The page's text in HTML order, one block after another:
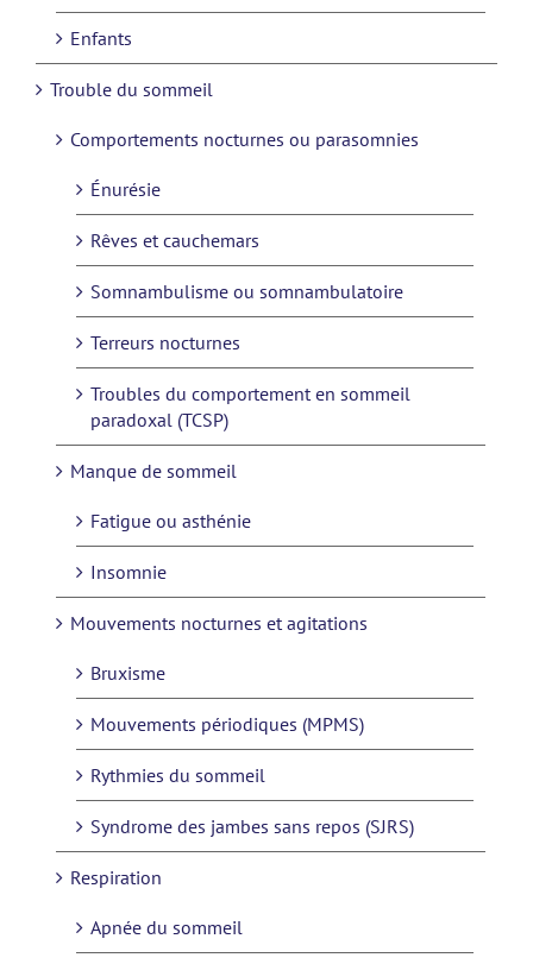
Enfants
Trouble du sommeil
Comportements nocturnes ou parasomnies
Énurésie
Rêves et cauchemars
Somnambulisme ou somnambulatoire
Terreurs nocturnes
Troubles du comportement en sommeil
paradoxal (TCSP)
Manque de sommeil
Fatigue ou asthénie
Insomnie
Mouvements nocturnes et agitations
Bruxisme
Mouvements périodiques (MPMS)
Rythmies du sommeil
Syndrome des jambes sans repos (SJRS)
Respiration
Apnée du sommeil